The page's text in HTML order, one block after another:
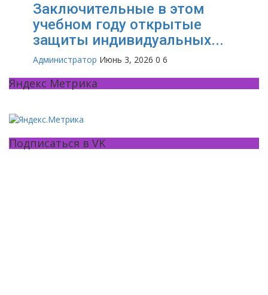
Заключительные в этом
учебном году открытые
защиты индивидуальных...
Администратор Июнь 3, 2026 0 6
Яндекс Метрика
Подписаться в VK